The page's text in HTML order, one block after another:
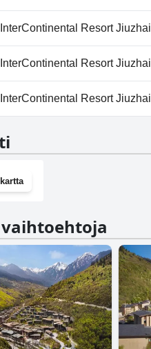
Resort Jiuzhai
Resort
Resort Jiuzhai
Resort
Resort
Resort
vaihtoehtoja